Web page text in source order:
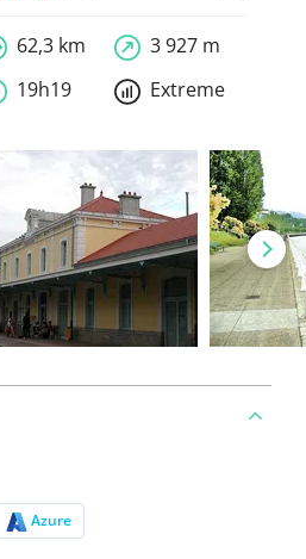
62,3 km
3 927 m
19h19
Extreme
Azure